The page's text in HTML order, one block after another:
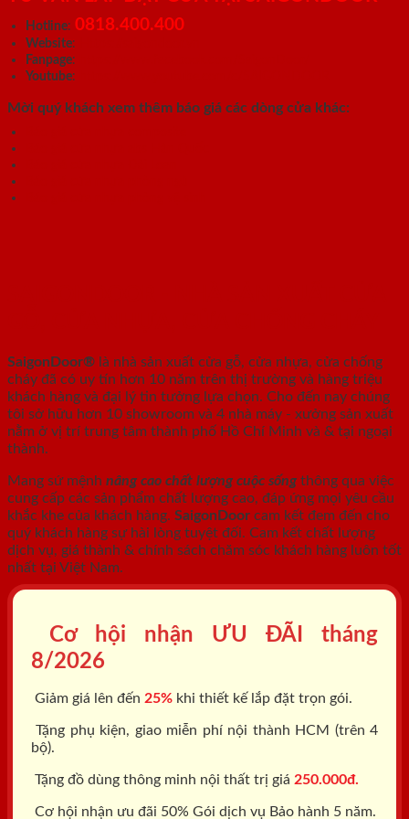
Hotline: 0818.400.400
Website:
Fanpage:
Youtube:
Mời quý khách xem thêm báo giá các dòng cửa khác:
SaigonDoor® là nhà sản xuất cửa gỗ, cửa nhựa, cửa chống
cháy đã có uy tín hơn 10 năm trên thị trường và hàng triệu
khách hàng và đại lý tin tưởng lựa chọn. Cho đến nay chúng
tôi sở hữu hơn 10 showroom và 4 nhà máy - xưởng sản xuất
nằm ở vị trí trung tâm thành phố Hồ Chí Minh và & tại ngoại
thành.
Mang sứ mệnh nâng cao chất lượng cuộc sống thông qua việc
cung cấp các sản phẩm chất lượng cao, đáp ứng mọi yêu cầu
khắc khe của khách hàng. SaigonDoor cam kết đem đến cho
quý khách hàng sự hài lòng tuyệt đối. Cam kết chất lượng
dịch vụ, giá thành & chính sách chăm sóc khách hàng luôn tốt
nhất tại Việt Nam.
Cơ hội nhận ƯU ĐÃI tháng
8/2026
Giảm giá lên đến 25% khi thiết kế lắp đặt trọn gói.
Tặng phụ kiện, giao miễn phí nội thành HCM (trên 4
bộ).
Tặng đồ dùng thông minh nội thất trị giá 250.000đ.
Cơ hội nhận ưu đãi 50% Gói dịch vụ Bảo hành 5 năm.